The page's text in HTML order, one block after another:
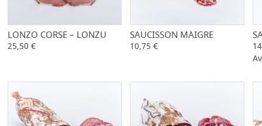
- +
LONZO CORSE – LONZU
25,50 €
-
SAUCISSON MAIGRE
10,75 €